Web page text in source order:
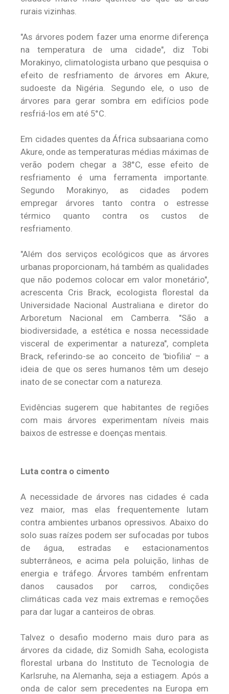
rurais vizinhas.
"As árvores podem fazer uma enorme diferença
na temperatura de uma cidade", diz Tobi
Morakinyo, climatologista urbano que pesquisa o
efeito de resfriamento de árvores em Akure,
sudoeste da Nigéria. Segundo ele, o uso de
árvores para gerar sombra em edifícios pode
resfriá-los em até 5°C.
Em cidades quentes da África subsaariana como
Akure, onde as temperaturas médias máximas de
verão podem chegar a 38°C, esse efeito de
resfriamento é uma ferramenta importante.
Segundo Morakinyo, as cidades podem
empregar árvores tanto contra o estresse
térmico quanto contra os custos de
resfriamento.
"Além dos serviços ecológicos que as árvores
urbanas proporcionam, há também as qualidades
que não podemos colocar em valor monetário",
acrescenta Cris Brack, ecologista florestal da
Universidade Nacional Australiana e diretor do
Arboretum Nacional em Camberra. "São a
biodiversidade, a estética e nossa necessidade
visceral de experimentar a natureza", completa
Brack, referindo-se ao conceito de 'biofilia' – a
ideia de que os seres humanos têm um desejo
inato de se conectar com a natureza.
Evidências sugerem que habitantes de regiões
com mais árvores experimentam níveis mais
baixos de estresse e doenças mentais.
Luta contra o cimento
A necessidade de árvores nas cidades é cada
vez maior, mas elas frequentemente lutam
contra ambientes urbanos opressivos. Abaixo do
solo suas raízes podem ser sufocadas por tubos
de água, estradas e estacionamentos
subterrâneos, e acima pela poluição, linhas de
energia e tráfego. Árvores também enfrentam
danos causados por carros, condições
climáticas cada vez mais extremas e remoções
para dar lugar a canteiros de obras.
Talvez o desafio moderno mais duro para as
árvores da cidade, diz Somidh Saha, ecologista
florestal urbana do Instituto de Tecnologia de
Karlsruhe, na Alemanha, seja a estiagem. Após a
onda de calor sem precedentes na Europa em